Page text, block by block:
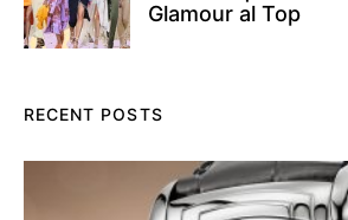
Glamour al Top
RECENT POSTS